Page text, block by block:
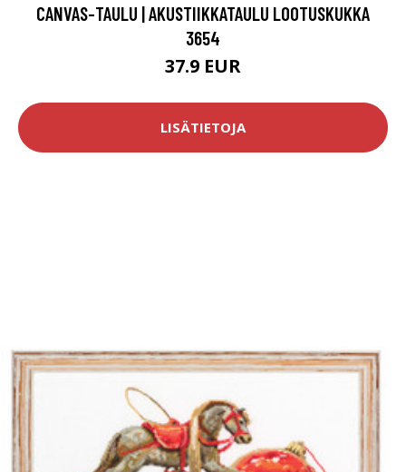
CANVAS-TAULU | AKUSTIIKKATAULU LOOTUSKUKKA
3654
37.9 EUR
LISÄTIETOJA